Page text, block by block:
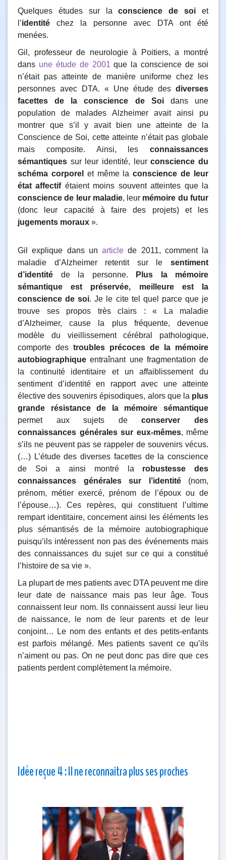
Quelques études sur la conscience de soi et
l’identité chez la personne avec DTA ont été
menées.
Gil, professeur de neurologie à Poitiers, a montré
dans une étude de 2001 que la conscience de soi
n’était pas atteinte de manière uniforme chez les
personnes avec DTA. « Une étude des diverses
facettes de la conscience de Soidans une
population de malades Alzheimer avait ainsi pu
montrer que s’il y avait bien une atteinte de la
Conscience de Soi, cette atteinte n’était pas globale
mais composite. Ainsi, les connaissances
sémantiques sur leur identité, leurconscience du
schéma corporel
et même laconscience de leur
état affectifétaient moins souvent atteintes que la
conscience de leur maladie, leur mémoire du futur
(donc leur capacité à faire des projets) et les
jugements moraux ».
Gil explique dans un article de 2011, comment la
maladie d’Alzheimer retentit sur le sentiment
d’identité de la personne.
Plus la mémoire
sémantique est préservée, meilleure est la
conscience de soi. Je le cite tel quel parce que je
trouve ses propos très clairs : « La maladie
d’Alzheimer, cause la plus fréquente, devenue
modèle du vieillissement cérébral pathologique,
comporte des troubles précoces de la mémoire
autobiographique entraînant une fragmentation de
la continuité identitaire et un affaiblissement du
sentiment d’identité en rapport avec une atteinte
élective des souvenirs épisodiques, alors que la plus
grande résistance de la mémoire sémantique
permet aux sujets deconserver des
connaissances générales sur eux-mêmes, même
s’ils ne peuvent pas se rappeler de souvenirs vécus.
(…) L’étude des diverses facettes de la conscience
de Soi a ainsi montré la robustesse des
connaissances générales sur l’identité(nom,
prénom, métier exercé, prénom de l’époux ou de
l’épouse…). Ces repères, qui constituent l’ultime
rempart identitaire, concernent ainsi les éléments les
plus sémantisés de la mémoire autobiographique
puisqu’ils intéressent non pas des événements mais
des connaissances du sujet sur ce qui a constitué
l’histoire de sa vie ».
La plupart de mes patients avec DTA peuvent me dire
leur date de naissance mais pas leur âge. Tous
connaissent leur nom. Ils connaissent aussi leur lieu
de naissance, le nom de leur parents et de leur
conjoint… Le nom des enfants et des petits-enfants
est parfois mélangé. Mes patients savent ce qu’ils
n’aiment ou pas. On ne peut donc pas dire que ces
patients perdent complètement la mémoire.
Idée reçue 4 : Il ne reconnaîtra plus ses proches